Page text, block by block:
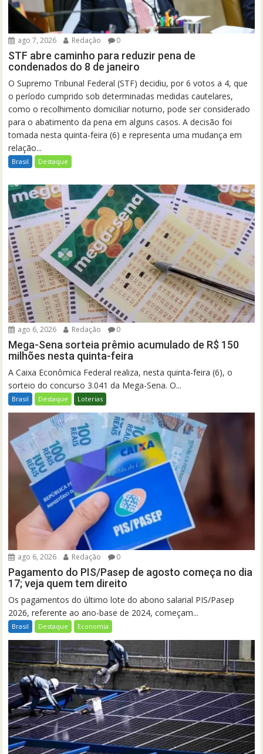
ago 7, 2026 Redação 0
STF abre caminho para reduzir pena de
condenados do 8 de janeiro
O Supremo Tribunal Federal (STF) decidiu, por 6 votos a 4, que
o período cumprido sob determinadas medidas cautelares,
como o recolhimento domiciliar noturno, pode ser considerado
para o abatimento da pena em alguns casos. A decisão foi
tomada nesta quinta-feira (6) e representa uma mudança em
relação...
Brasil Destaque
ago 6, 2026 Redação 0
Mega-Sena sorteia prêmio acumulado de R$ 150
milhões nesta quinta-feira
A Caixa Econômica Federal realiza, nesta quinta-feira (6), o
sorteio do concurso 3.041 da Mega-Sena. O...
Brasil Destaque Loterias
ago 6, 2026 Redação 0
Pagamento do PIS/Pasep de agosto começa no dia
17; veja quem tem direito
Os pagamentos do último lote do abono salarial PIS/Pasep
2026, referente ao ano-base de 2024, começam...
Brasil Destaque Economia